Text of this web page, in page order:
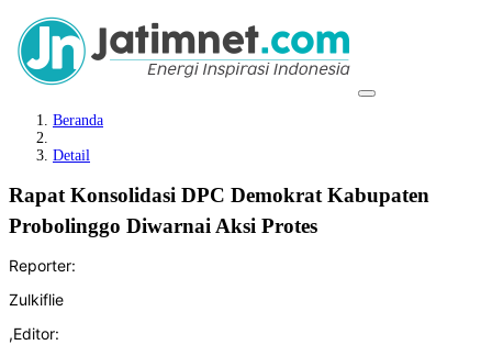
Beranda
Detail
Rapat Konsolidasi DPC Demokrat Kabupaten
Probolinggo Diwarnai Aksi Protes
Reporter:
Zulkiflie
,Editor: